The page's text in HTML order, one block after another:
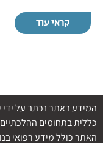
קראי עוד
המידע באתר נכתב על ידי
כללית בתחומים
האתר כולל מידע רפואי